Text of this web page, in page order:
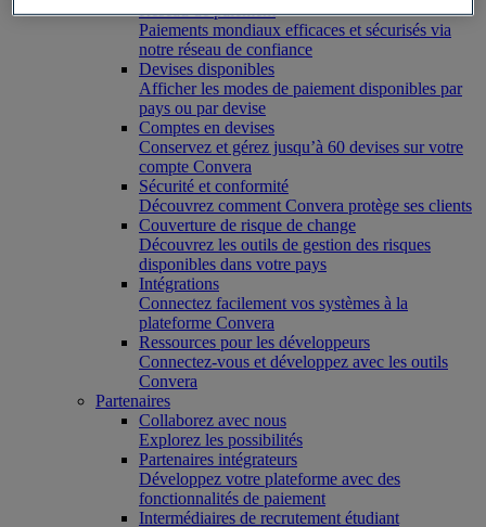
Réseau de paiement
Paiements mondiaux efficaces et sécurisés via
notre réseau de confiance
Devises disponibles
Afficher les modes de paiement disponibles par
pays ou par devise
Comptes en devises
Conservez et gérez jusqu’à 60 devises sur votre
compte Convera
Sécurité et conformité
Découvrez comment Convera protège ses clients
Couverture de risque de change
Découvrez les outils de gestion des risques
disponibles dans votre pays
Intégrations
Connectez facilement vos systèmes à la
plateforme Convera
Ressources pour les développeurs
Connectez-vous et développez avec les outils
Convera
Partenaires
Collaborez avec nous
Explorez les possibilités
Partenaires intégrateurs
Développez votre plateforme avec des
fonctionnalités de paiement
Intermédiaires de recrutement étudiant